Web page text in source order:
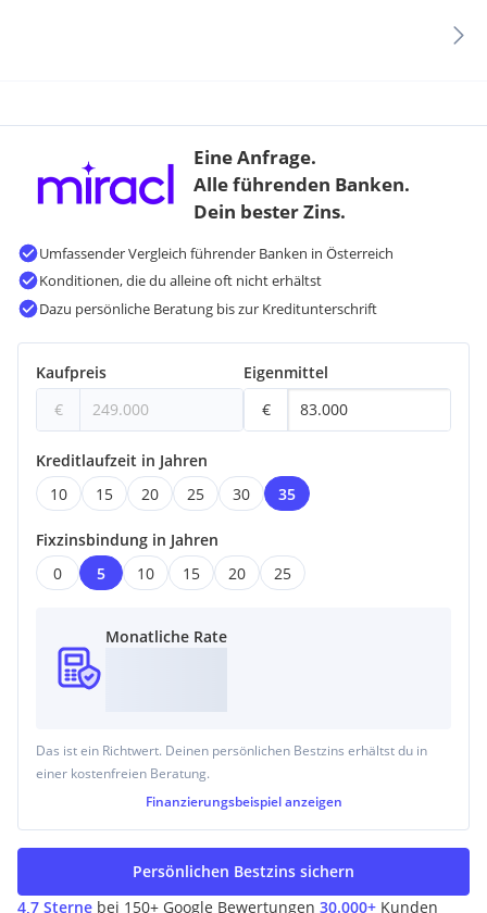
Eine Anfrage.
Alle führenden Banken.
Dein bester Zins.
Umfassender Vergleich führender Banken in Österreich
Konditionen, die du alleine oft nicht erhältst
Dazu persönliche Beratung bis zur Kreditunterschrift
Kaufpreis
€
Eigenmittel
€
Kreditlaufzeit in Jahren
10
15 20 25 30 35
Fixzinsbindung in Jahren
0
5 10 15 20 25
Monatliche Rate
Das ist ein Richtwert. Deinen persönlichen Bestzins erhältst du in
einer kostenfreien Beratung.
Finanzierungsbeispiel anzeigen
4,7 Sterne bei 150+ Google Bewertungen 30.000+ Kunden
Persönlichen Bestzins sichern